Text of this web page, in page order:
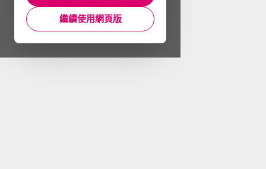
繼續使用網頁版